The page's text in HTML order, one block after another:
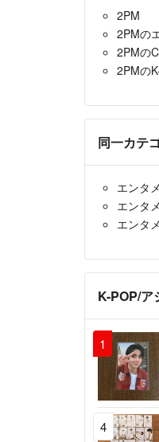
2PM
2PMの
2PMの
2PMの
同一カテ
エンタ
エンタ
エンタ
K-POP/ア
1
4